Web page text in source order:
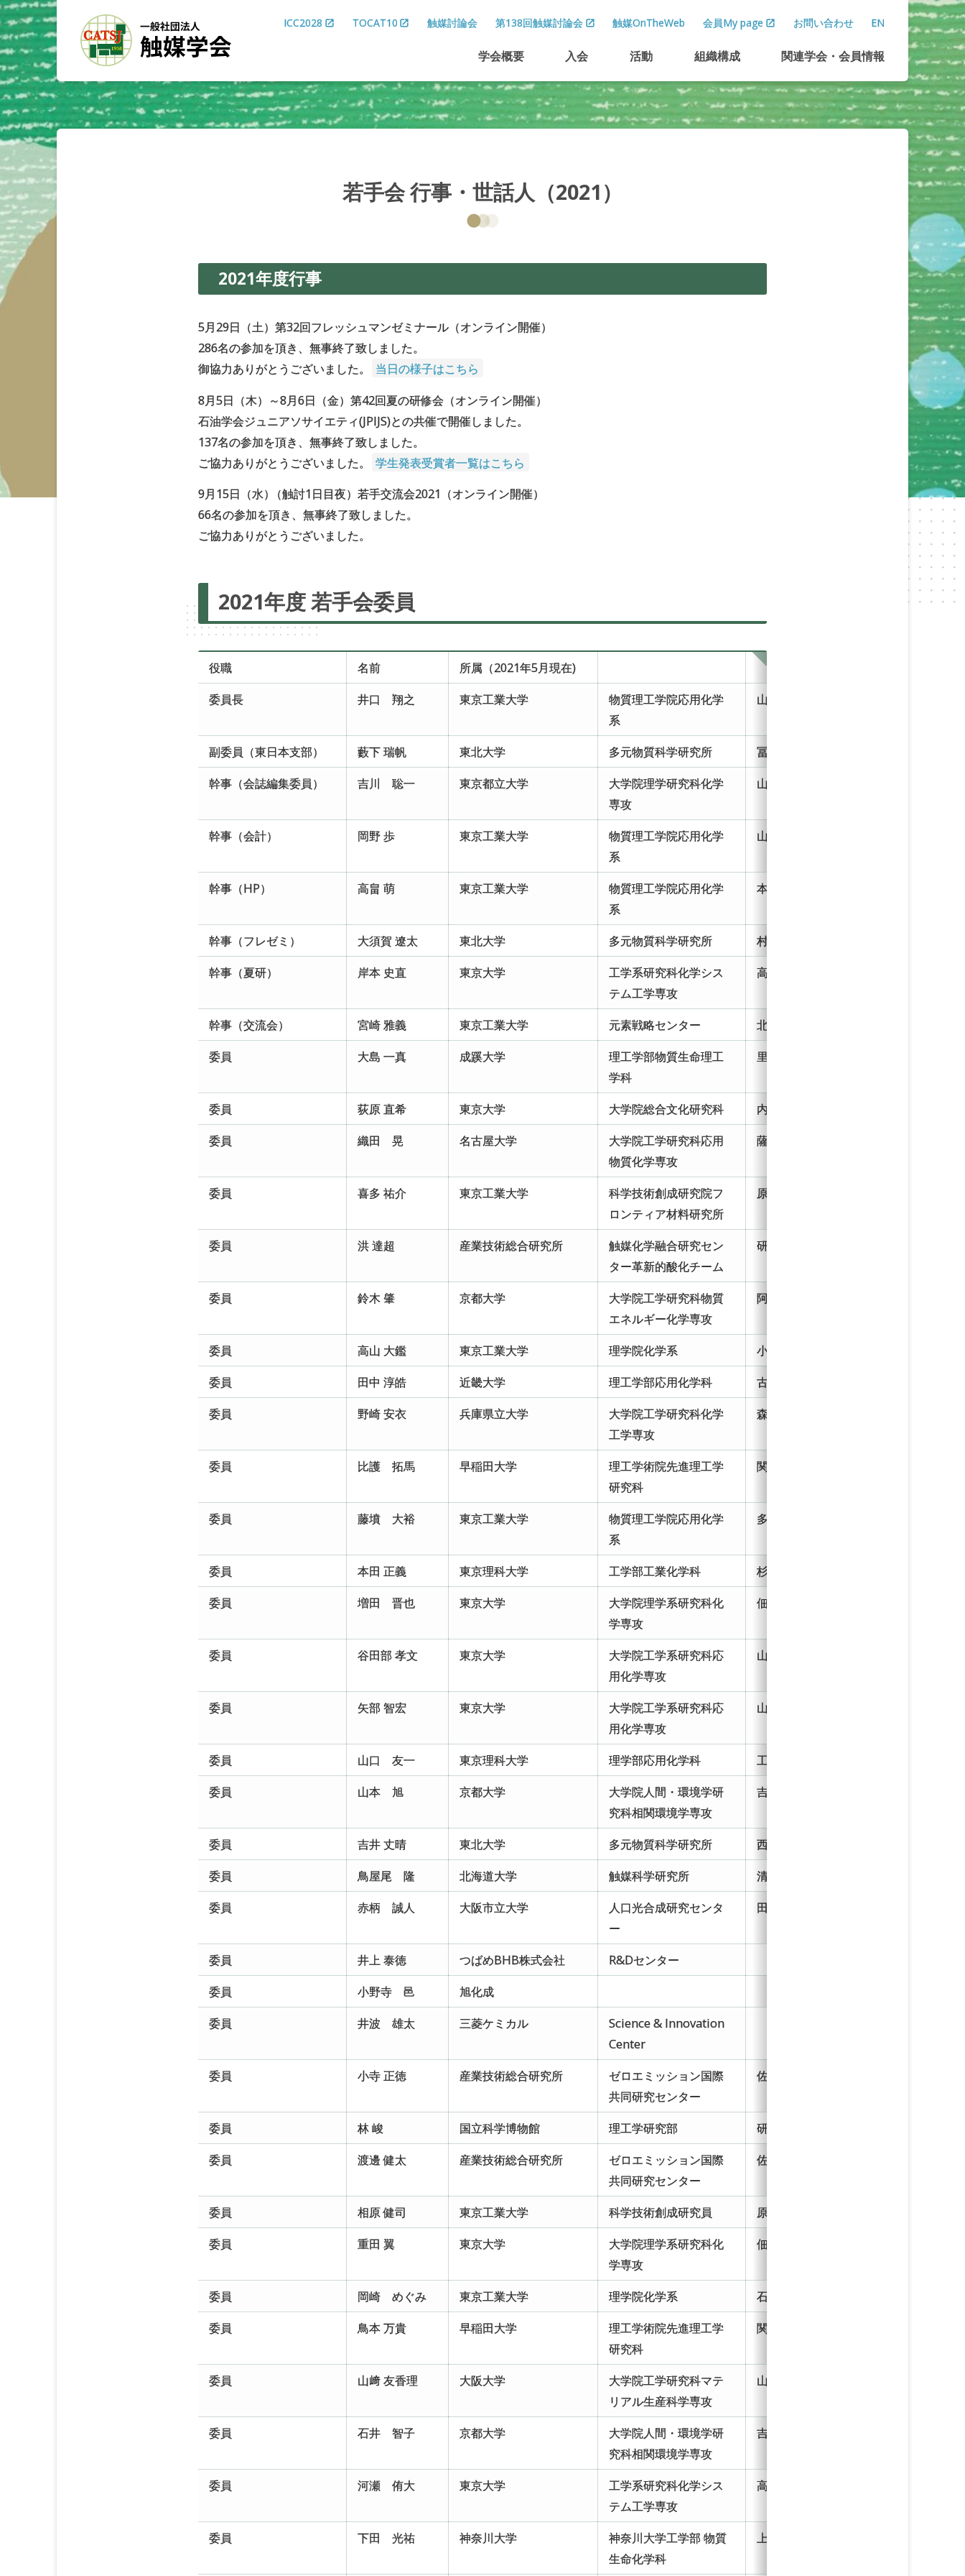
ICC2028 TOCAT10 触媒討論会 第138回触媒討論会 触媒OnTheWeb 会員My page お問い合わせ EN
学会概要 入会 活動 組織構成 関連学会 ・会員情報
若手会行事・ 世話人 （2021）
2021年度行事
5月29日（土）第32回フレッシュマンゼミナール（オンライン開催）
286名の参加を頂き、無事終了致しました。
御協力ありがとうございました。
当日の様子はこちら
8月5日（木）～8月6日（金）第42回夏の研修会（オンライン開催）
石油学会ジュニアソサイエティ(JPIJS)との共催で開催しました。
137名の参加を頂き、無事終了致しました。
ご協力ありがとうございました。
学生発表受賞者一覧はこちら
9月15日（水）
（触討1日目夜）若手交流会2021（オンライン開催）
66名の参加を頂き、無事終了致しました。
ご協力ありがとうございました。
2021年度若手会委員
役職 名前
所属（2021年5月現在)
委員長
井口 翔之 東京工業大学
物質理工学院応用化学
系
山中研 助教
副委員（東日本支部） 藪下 瑞帆 東北大学 多元物質科学研究所
冨重研 助教
幹事（会誌編集委員）
吉川 聡一 東京都立大学
大学院理学研究科化学
専攻
山添研 助教
幹事（会計） 岡野 歩 東京工業大学
物質理工学院応用化学
系
山中研 D1
幹事（HP） 高畠 萌 東京工業大学
物質理工学院応用化学
系
本倉研 D1
幹事（フレゼミ） 大須賀 遼太 東北大学 多元物質科学研究所
村松研 助教
幹事（夏研）
岸本 史直 東京大学
工学系研究科化学シス
テム工学専攻
高鍋研 助教
幹事（交流会） 宮崎 雅義 東京工業大学 元素戦略センター
北野研 助教
委員
大島 一真 成蹊大学
理工学部物質生命理工
学科
里川研 助教
委員 荻原 直希 東京大学 大学院総合文化研究科
内田研 助教
委員
織田 晃 名古屋大学
大学院工学研究科応用
物質化学専攻
薩摩研 助教
委員 喜多 祐介 東京工業大学
科学技術創成研究院フ
ロンティア材料研究所
原研 助教
委員 洪 達超 産業技術総合研究所
触媒化学融合研究セン
ター革新的酸化チーム
研究員
委員 鈴木 肇 京都大学
大学院工学研究科物質
エネルギー化学専攻
阿部研 助教
委員 高山 大鑑 東京工業大学 理学院化学系
小松研 助教
委員
田中 淳皓 近畿大学 理工学部応用化学科
古南研 講師
委員
野崎 安衣 兵庫県立大学
大学院工学研究科化学
工学専攻
森下研 助教
委員 比護 拓馬 早稲田大学
理工学術院先進理工学
研究科
関根研 講師
委員 藤墳 大裕 東京工業大学
物質理工学院応用化学
系
多湖研 助教
委員 本田 正義 東京理科大学 工学部工業化学科
杉本研 助教
委員
増田 晋也 東京大学
大学院理学系研究科化
学専攻
佃研 特任助教
委員 谷田部 孝文 東京大学
大学院工学系研究科応
用化学専攻
山口研 助教
委員 矢部 智宏 東京大学
大学院工学系研究科応
用化学専攻
山口研 助教
委員 山口 友一 東京理科大学 理学部応用化学科
工藤研 助教
委員
山本 旭 京都大学
大学院人間・環境学研
究科相関環境学専攻
吉田研 助教
委員 吉井 丈晴 東北大学 多元物質科学研究所
西原研 助教
委員
鳥屋尾 隆 北海道大学 触媒科学研究所
清水研 助教
委員
赤柄 誠人 大阪市立大学
人口光合成研究センタ
ー
田村研 特任助教
委員 井上 泰徳 つばめBHB株式会社
R&Dセンター
委員
小野寺 邑
旭化成
委員
井波 雄太 三菱ケミカル
Science & Innovation
Center
委員
小寺 正徳 産業技術総合研究所
ゼロエミッション国際
共同研究センター
佐山チーム 研究員
委員 林 峻 国立科学博物館 理工学研究部
研究員
委員
渡邊 健太 産業技術総合研究所
ゼロエミッション国際
共同研究センター
佐山チーム PD
委員 相原 健司 東京工業大学 科学技術創成研究員
原・鎌田研 PD
委員
重田 翼 東京大学
大学院理学系研究科化
学専攻
佃研 PD
委員 岡崎 めぐみ 東京工業大学 理学院化学系
石谷・前田研 D3
委員
鳥本 万貴 早稲田大学
理工学術院先進理工学
研究科
関根研 D3
委員 山﨑 友香理 大阪大学
大学院工学研究科マテ
リアル生産科学専攻
山下研 D3
委員 石井 智子 京都大学
大学院人間・環境学研
究科相関環境学専攻
吉田研 D1
委員 河瀬 侑大 東京大学
工学系研究科化学シス
テム工学専攻
高鍋研 D1
委員 下田 光祐 神奈川大学
神奈川大学工学部 物質
生命化学科
上田研 D1